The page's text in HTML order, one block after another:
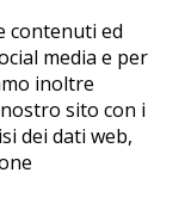
contenuti ed
media e per
inoltre
sito con i
dei dati web,